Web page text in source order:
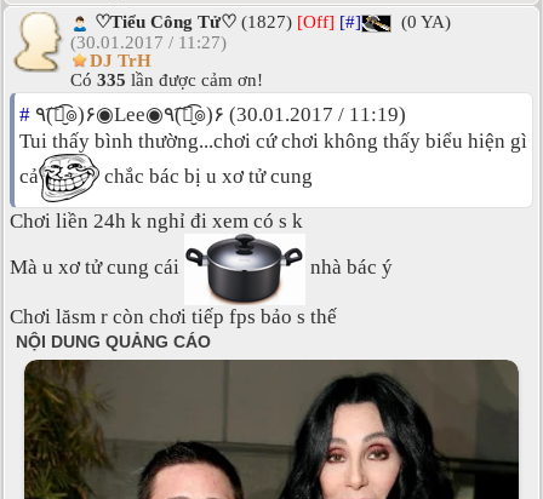
♡Tiểu Công Tử♡ (1827) [Off] [#]
(0 YA)
(30.01.2017 / 11:27)
DJ TrH
Có 335 lần được cảm ơn!
#
٩(͡๏̮͡๏)۶◉Lee◉٩(͡๏̮͡๏)۶ (30.01.2017 / 11:19)
Tui thấy bình thường...chơi cứ chơi không thấy biểu hiện gì
cả
chắc bác bị u xơ tử cung
Chơi liền 24h k nghỉ đi xem có s k
Mà u xơ tử cung cái nhà bác ý
Chơi lăsm r còn chơi tiếp fps bảo s thế